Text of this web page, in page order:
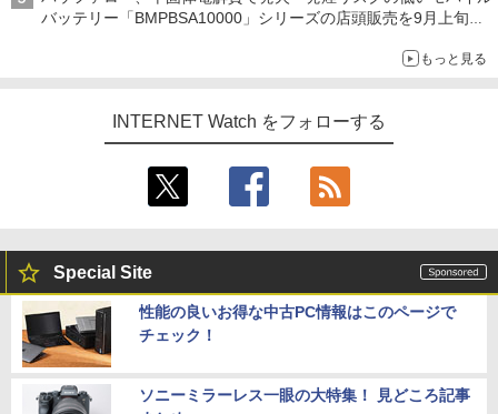
バッテリー「BMPBSA10000」シリーズの店頭販売を9月上旬に
もっと見る
INTERNET Watch をフォローする
Special Site
性能の良いお得な中古PC情報はこのページで
チェック！
ソニーミラーレス一眼の大特集！ 見どころ記事